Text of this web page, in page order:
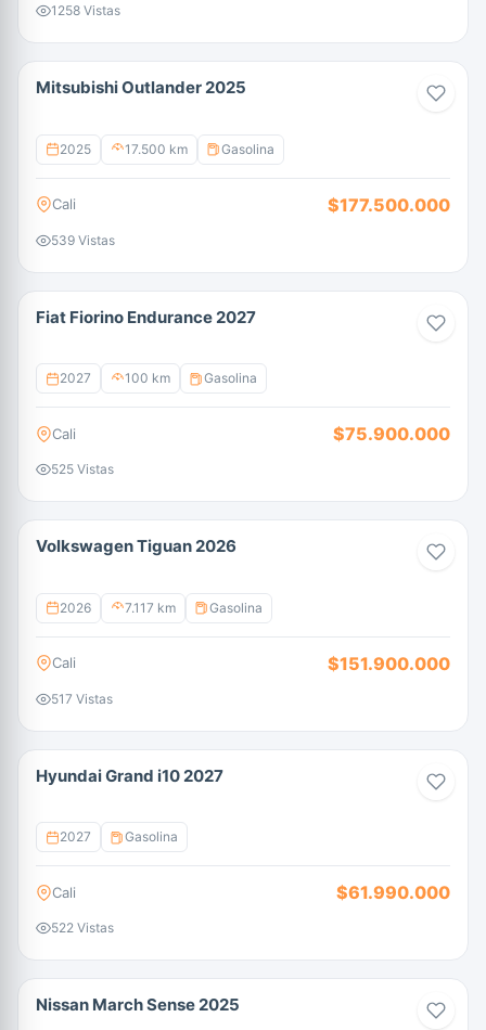
1258 Vistas
Mitsubishi Outlander 2025
2025 17.500 km Gasolina
Cali $177.500.000
539 Vistas
Fiat Fiorino Endurance 2027
2027 100 km Gasolina
Cali $75.900.000
525 Vistas
Volkswagen Tiguan 2026
2026 7.117 km Gasolina
Cali $151.900.000
517 Vistas
Hyundai Grand i10 2027
2027 Gasolina
Cali $61.990.000
522 Vistas
Nissan March Sense 2025